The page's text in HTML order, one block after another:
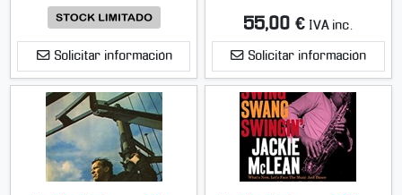
Solicitar información
55,00 € IVA inc.
Solicitar información